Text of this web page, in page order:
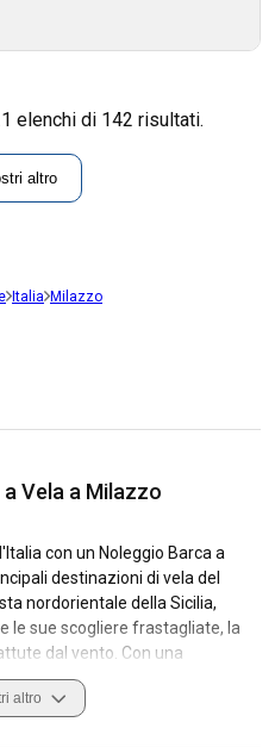
elenchi di 142 risultati.
altro
Italia Milazzo
Vela a Milazzo
con un Noleggio Barca a
destinazioni di vela del
nordorientale della Sicilia,
le sue scogliere frastagliate, la
dal vento. Con una
che si rivela attraverso un
castelli e ristoranti di
altro